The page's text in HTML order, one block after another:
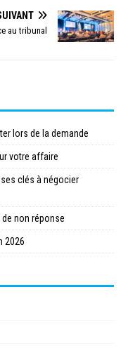
au tribunal
lors de la demande
votre affaire
clés à négocier
non réponse
2026